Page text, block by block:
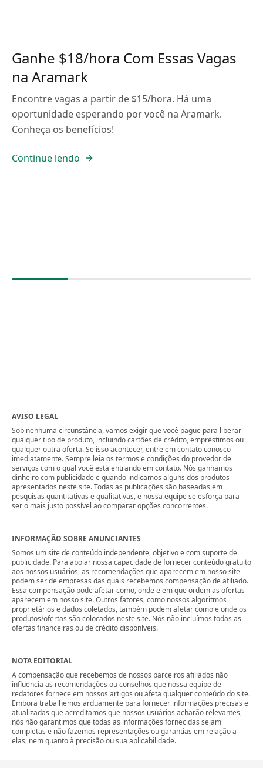
Ganhe $18/hora Com Essas Vagas
na Aramark
Encontre vagas a partir de $15/hora. Há uma
oportunidade esperando por você na Aramark.
Conheça os benefícios!
Continue lendo
AVISO LEGAL
Sob nenhuma circunstância, vamos exigir que você pague para liberar
qualquer tipo de produto, incluindo cartões de crédito, empréstimos ou
qualquer outra oferta. Se isso acontecer, entre em contato conosco
imediatamente. Sempre leia os termos e condições do provedor de
serviços com o qual você está entrando em contato. Nós ganhamos
dinheiro com publicidade e quando indicamos alguns dos produtos
apresentados neste site. Todas as publicações são baseadas em
pesquisas quantitativas e qualitativas, e nossa equipe se esforça para
ser o mais justo possível ao comparar opções concorrentes.
INFORMAÇÃO SOBRE ANUNCIANTES
Somos um site de conteúdo independente, objetivo e com suporte de
publicidade. Para apoiar nossa capacidade de fornecer conteúdo gratuito
aos nossos usuários, as recomendações que aparecem em nosso site
podem ser de empresas das quais recebemos compensação de afiliado.
Essa compensação pode afetar como, onde e em que ordem as ofertas
aparecem em nosso site. Outros fatores, como nossos algoritmos
proprietários e dados coletados, também podem afetar como e onde os
produtos/ofertas são colocados neste site. Nós não incluímos todas as
ofertas financeiras ou de crédito disponíveis.
NOTA EDITORIAL
A compensação que recebemos de nossos parceiros afiliados não
influencia as recomendações ou conselhos que nossa equipe de
redatores fornece em nossos artigos ou afeta qualquer conteúdo do site.
Embora trabalhemos arduamente para fornecer informações precisas e
atualizadas que acreditamos que nossos usuários acharão relevantes,
nós não garantimos que todas as informações fornecidas sejam
completas e não fazemos representações ou garantias em relação a
elas, nem quanto à precisão ou sua aplicabilidade.